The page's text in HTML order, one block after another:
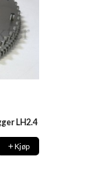
LH2.4
Kjøp